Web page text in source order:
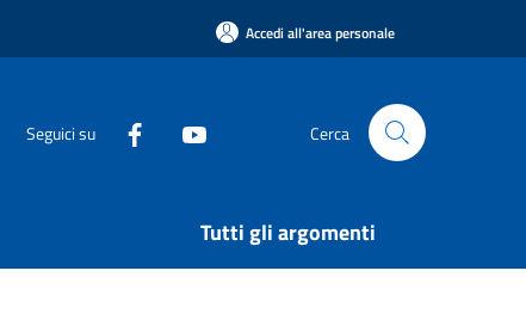
Accedi all'area personale
Seguici su Cerca
Tutti gli argomenti